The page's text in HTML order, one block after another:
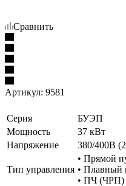
Сравнить
Артикул: 9581
Серия
БУЭП
Мощность
37 кВт
Напряжение
380/400В
Тип управления
• Прямой
• Плавный
• ПЧ (ЧРП)